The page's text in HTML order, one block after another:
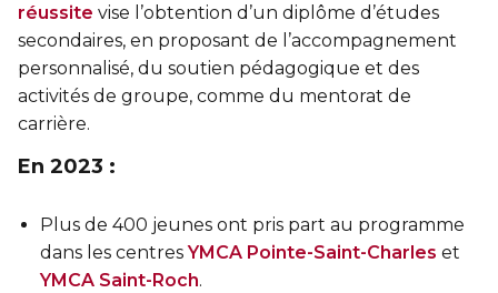
ÉCHANGES CULTURELS
Zone accueil et découverte (ZAD)
réussite vise l’obtention d’un diplôme d’études
secondaires, en proposant de l’accompagnement
personnalisé, du soutien pédagogique et des
activités de groupe, comme du mentorat de
carrière.
En 2023 :
Plus de 400 jeunes ont pris part au programme
dans les centresYMCA Pointe-Saint-Charles et
YMCA Saint-Roch.